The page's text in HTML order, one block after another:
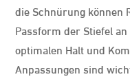
die Schnürung können
Passform der Stiefel
optimalen Halt und
Anpassungen sind